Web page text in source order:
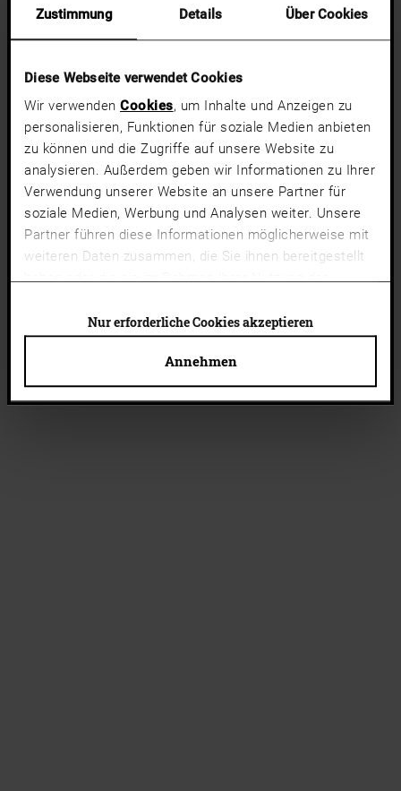
Zustimmung Details Über Cookies
Diese Webseite verwendet Cookies
Wir verwenden Cookies, um Inhalte und Anzeigen zu
personalisieren, Funktionen für soziale Medien anbieten
zu können und die Zugriffe auf unsere Website zu
analysieren. Außerdem geben wir Informationen zu Ihrer
Verwendung unserer Website an unsere Partner für
soziale Medien, Werbung und Analysen weiter. Unsere
Partner führen diese Informationen möglicherweise mit
weiteren Daten zusammen, die Sie ihnen bereitgestellt
haben oder die sie im Rahmen Ihrer Nutzung der
können auch abgelehnt werden. Du kannst deine
Cookie-Einstellungen jederzeit ändern.
Annehmen
Nur erforderliche Cookies akzeptieren